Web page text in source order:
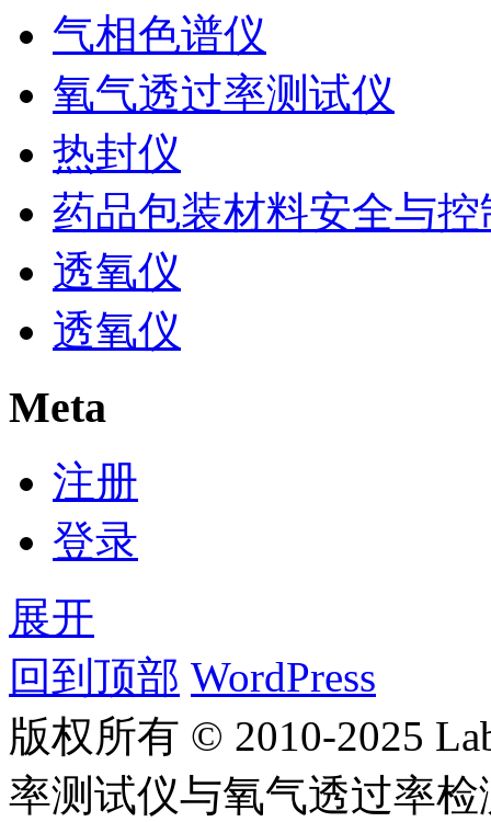
气相色谱仪
氧气透过率测试仪
热封仪
药品包装材料安全与
透氧仪
透氧仪
Meta
注册
登录
展开
回到顶部 WordPress
版权所有 © 2010-2025
率测试仪与氧气透过率